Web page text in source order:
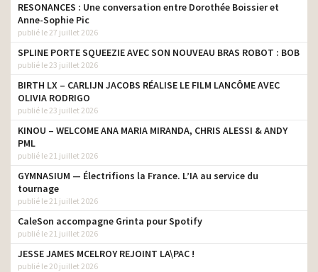
RESONANCES : Une conversation entre Dorothée Boissier et
Anne-Sophie Pic
publié le 27 juillet 2026
SPLINE PORTE SQUEEZIE AVEC SON NOUVEAU BRAS ROBOT : BOB
publié le 23 juillet 2026
BIRTH LX – CARLIJN JACOBS RÉALISE LE FILM LANCÔME AVEC
OLIVIA RODRIGO
publié le 23 juillet 2026
KINOU – WELCOME ANA MARIA MIRANDA, CHRIS ALESSI & ANDY
PML
publié le 21 juillet 2026
GYMNASIUM — Électrifions la France. L’IA au service du
tournage
publié le 21 juillet 2026
CaleSon accompagne Grinta pour Spotify
publié le 21 juillet 2026
JESSE JAMES MCELROY REJOINT LA\PAC !
publié le 20 juillet 2026